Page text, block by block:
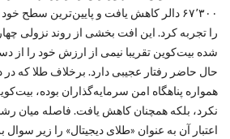
۶۷٬۳۰۰ دالر کاهش یافت و پایین‌ترین
را تجربه کرد. این افت بخشی از روند نزولی
شده بیت‌کوین تقریبا نیمی از ارزش خود را از
حال حاضر رفتار عجیبی دارد. برخلاف طلا که در
همواره پناهگاه امن سرمایه‌گذاران بوده،
نکرد، بلکه همچنان کاهش یافت. فاصله میان
اعتبار آن به‌ عنوان «طلای دیجیتال» را زیر